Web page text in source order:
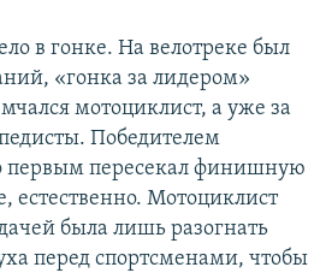
в гонке. На велотреке был
«гонка за лидером»
мотоциклист, а уже за
Победителем
первым пересекал финишную
естественно. Мотоциклист
была лишь разогнать
перед спортсменами, чтобы